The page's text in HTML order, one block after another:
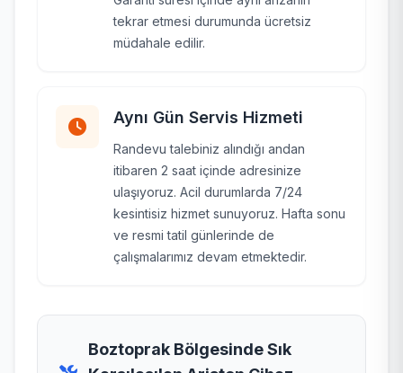
tekrar etmesi durumunda ücretsiz
müdahale edilir.
Aynı Gün Servis Hizmeti
Randevu talebiniz alındığı andan
itibaren 2 saat içinde adresinize
ulaşıyoruz. Acil durumlarda 7/24
kesintisiz hizmet sunuyoruz. Hafta sonu
ve resmi tatil günlerinde de
çalışmalarımız devam etmektedir.
Boztoprak Bölgesinde Sık